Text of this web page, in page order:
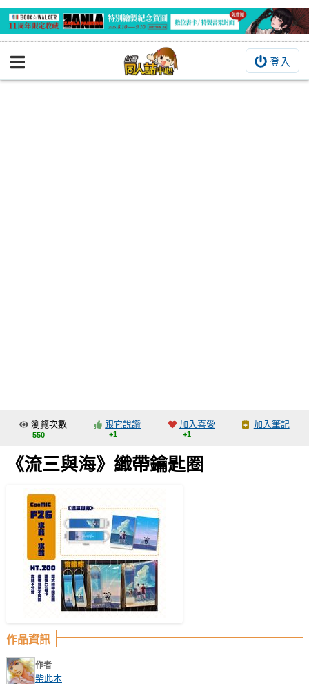
登入
BOOKY書集倉庫
交流中心
攤位轉讓區
會員中心
註冊會員
登入
瀏覽次數
550
跟它說讚
+1
加入喜愛
+1
加入筆記
《流三與海》織帶鑰匙圈
作品資訊
作者
柴此木